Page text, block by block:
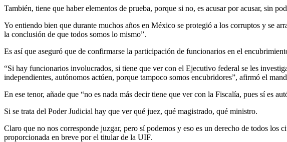
También, tiene que haber elementos de prueba, porque si no, es acusar por acusar, sin
Yo entiendo bien que durante muchos años en México se protegió a los corruptos y se
la conclusión de que todos somos lo mismo”.
Es así que aseguró que de confirmarse la participación de funcionarios en el
“Si hay funcionarios involucrados, si tiene que ver con el Ejecutivo federal se les
independientes, autónomos actúen, porque tampoco somos encubridores”, afirmó el
En ese tenor, añade que “no es nada más decir tiene que ver con la Fiscalía, pues sí es
Si se trata del Poder Judicial hay que ver qué juez, qué magistrado, qué ministro.
Claro que no nos corresponde juzgar, pero sí podemos y eso es un derecho de todos
proporcionada en breve por el titular de la UIF.